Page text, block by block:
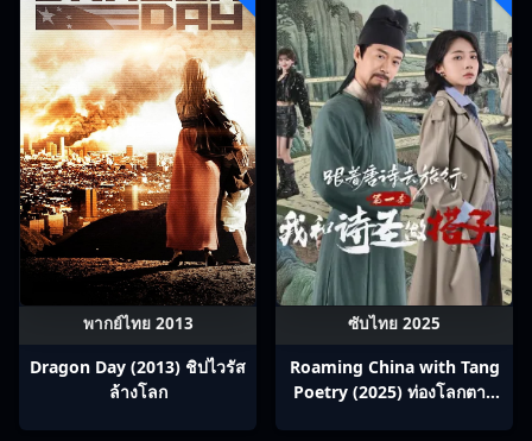
พากย์ไทย 2013
Dragon Day (2013) ชิปไวรัส
ล้างโลก
ซับไทย 2025
Roaming China with Tang
Poetry (2025) ท่องโลกตาม